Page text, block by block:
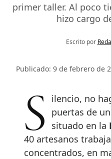
primer taller. Al poco
hizo cargo
Escrito por
Publicado: 9 de febrero de
Silencio, no hagan ruido. Tras las
puertas de
situado en la
40 artesanos
concentrados, en